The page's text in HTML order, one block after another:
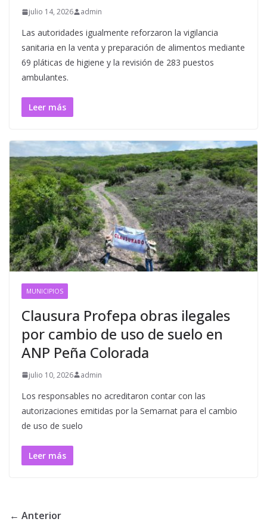
julio 14, 2026 admin
Las autoridades igualmente reforzaron la vigilancia
sanitaria en la venta y preparación de alimentos mediante
69 pláticas de higiene y la revisión de 283 puestos
ambulantes.
Leer más
MUNICIPIOS
Clausura Profepa obras ilegales
por cambio de uso de suelo en
ANP Peña Colorada
julio 10, 2026 admin
Los responsables no acreditaron contar con las
autorizaciones emitidas por la Semarnat para el cambio
de uso de suelo
Leer más
← Anterior